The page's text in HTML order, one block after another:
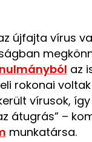
újfajta vírus
az
rokonai voltak
vírusok, így
átugrás” –
munkatársa.